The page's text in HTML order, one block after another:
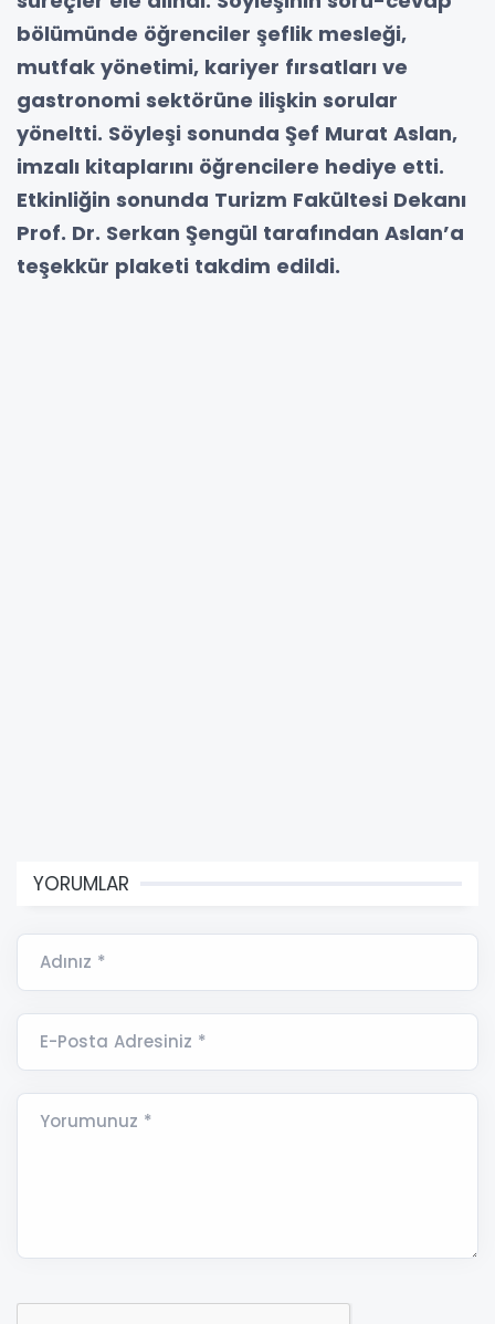
bölümünde öğrenciler şeflik mesleği,
mutfak yönetimi, kariyer fırsatları ve
gastronomi sektörüne ilişkin sorular
yöneltti. Söyleşi sonunda Şef Murat Aslan,
imzalı kitaplarını öğrencilere hediye etti.
Etkinliğin sonunda Turizm Fakültesi Dekanı
Prof. Dr. Serkan Şengül tarafından Aslan’a
teşekkür plaketi takdim edildi.
YORUMLAR
Adınız *
E-Posta Adresiniz *
Yorumunuz *